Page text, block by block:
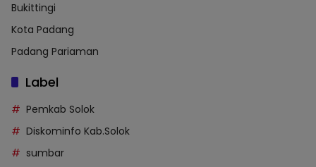
Bukittingi
Kota Padang
Padang Pariaman
Label
Pemkab Solok
Diskominfo Kab.Solok
sumbar